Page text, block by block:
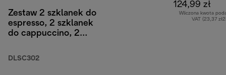
Zestaw 2 szklanek do
espresso, 2 szklanek
do cappuccino, 2
podwójnymi ściankami
DLSC302
124,99 zł
Wliczona kwota
VAT (23,37